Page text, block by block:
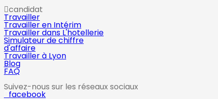
candidat
Travailler
Travailler en Intérim
Travailler dans L'hotellerie
Simulateur de chiffre
d'affaire
Travailler à Lyon
Blog
FAQ
Suivez-nous sur les réseaux sociaux
facebook